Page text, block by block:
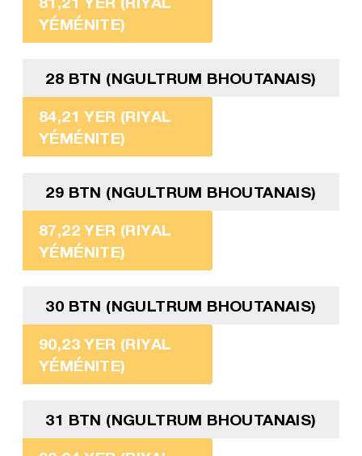
YÉMÉNITE)
28 BTN (NGULTRUM BHOUTANAIS)
84,21 YER (RIYAL
YÉMÉNITE)
29 BTN (NGULTRUM BHOUTANAIS)
87,22 YER (RIYAL
YÉMÉNITE)
30 BTN (NGULTRUM BHOUTANAIS)
90,23 YER (RIYAL
YÉMÉNITE)
31 BTN (NGULTRUM BHOUTANAIS)